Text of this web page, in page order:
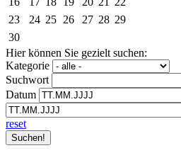
23
24 25 26 27 28 29
30
Hier können Sie gezielt suchen:
Kategorie
Suchwort
Datum
reset